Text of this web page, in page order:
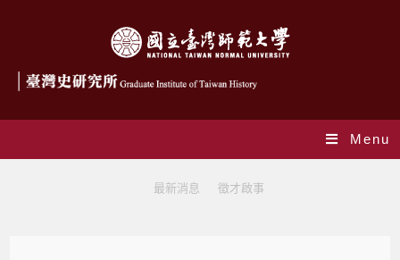
Menu
最新消息 徵才啟事